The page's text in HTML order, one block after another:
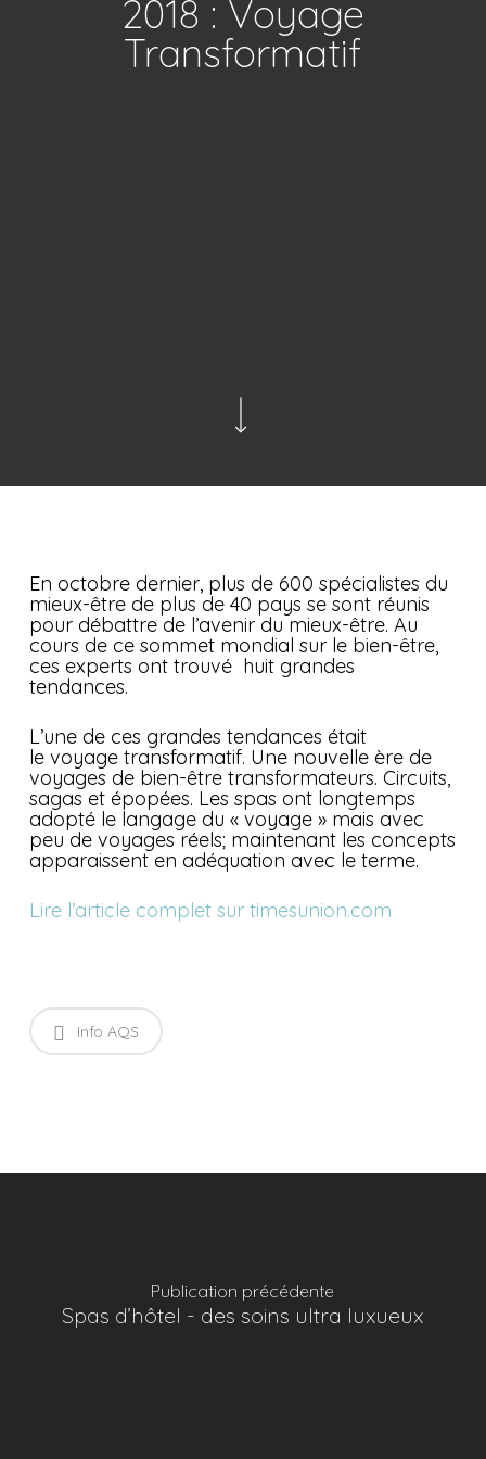
2018 : Voyage
Transformatif
En octobre dernier, plus de 600 spécialistes du
mieux-être de plus de 40 pays se sont réunis
pour débattre de l’avenir du mieux-être. Au
cours de ce sommet mondial sur le bien-être,
ces experts ont trouvé huit grandes
tendances.
L’une de ces grandes tendances était
le voyage transformatif. Une nouvelle ère de
voyages de bien-être transformateurs. Circuits,
sagas et épopées. Les spas ont longtemps
adopté le langage du « voyage » mais avec
peu de voyages réels; maintenant les concepts
apparaissent en adéquation avec le terme.
Lire l’article complet sur timesunion.com
Info AQS
Publication précédente
Spas d’hôtel - des soins ultra luxueux